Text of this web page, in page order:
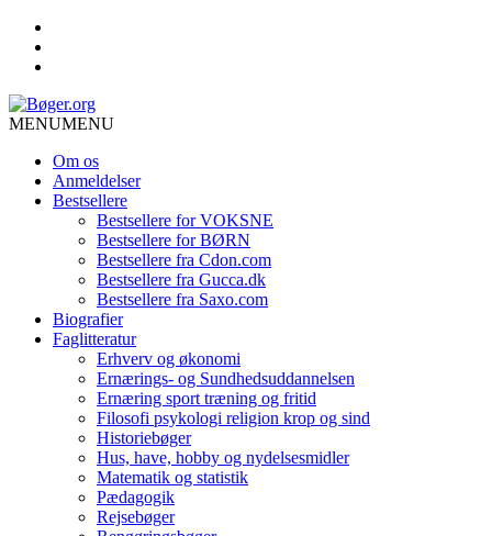
MENUMENU
Om os
Anmeldelser
Bestsellere
Bestsellere for VOKSNE
Bestsellere for BØRN
Bestsellere fra Cdon.com
Bestsellere fra Gucca.dk
Bestsellere fra Saxo.com
Biografier
Faglitteratur
Erhverv og økonomi
Ernærings- og Sundhedsuddannelsen
Ernæring sport træning og fritid
Filosofi psykologi religion krop og sind
Historiebøger
Hus, have, hobby og nydelsesmidler
Matematik og statistik
Pædagogik
Rejsebøger